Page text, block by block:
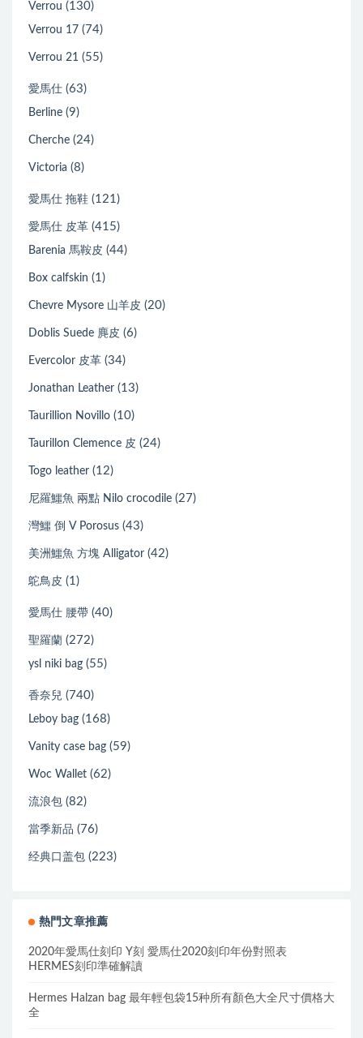
Verrou (130)
Verrou 17 (74)
Verrou 21 (55)
愛馬仕 (63)
Berline (9)
Cherche (24)
Victoria (8)
愛馬仕 拖鞋 (121)
愛馬仕 皮革 (415)
Barenia 馬鞍皮 (44)
Box calfskin (1)
Chevre Mysore 山羊皮 (20)
Doblis Suede 麂皮 (6)
Evercolor 皮革 (34)
Jonathan Leather (13)
Taurillion Novillo (10)
Taurillon Clemence 皮 (24)
Togo leather (12)
尼羅鱷魚 兩點 Nilo crocodile (27)
灣鱷 倒 V Porosus (43)
美洲鱷魚 方塊 Alligator (42)
鴕鳥皮 (1)
愛馬仕 腰帶 (40)
聖羅蘭 (272)
ysl niki bag (55)
香奈兒 (740)
Leboy bag (168)
Vanity case bag (59)
Woc Wallet (62)
流浪包 (82)
當季新品 (76)
经典口盖包 (223)
熱門文章推薦
2020年愛馬仕刻印 Y刻 愛馬仕2020刻印年份對照表
HERMES刻印準確解讀
Hermes Halzan bag 最年輕包袋15种所有顏色大全尺寸價格大
全